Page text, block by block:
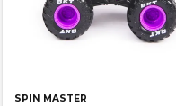
SPIN MASTER